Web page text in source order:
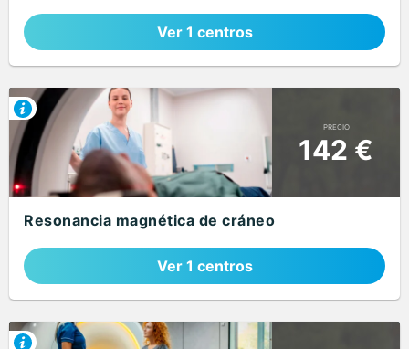
Ver 1 centros
PRECIO
142 €
Resonancia magnética de cráneo
Ver 1 centros